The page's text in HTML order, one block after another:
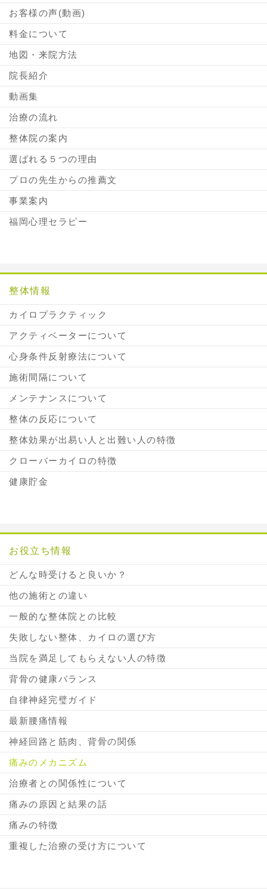
お客様の声(動画)
料金について
地図・来院方法
院長紹介
動画集
治療の流れ
整体院の案内
選ばれる５つの理由
プロの先生からの推薦文
事業案内
福岡心理セラピー
整体情報
カイロプラクティック
アクティベーターについて
心身条件反射療法について
施術間隔について
メンテナンスについて
整体の反応について
整体効果が出易い人と出難い人の特徴
クローバーカイロの特徴
健康貯金
お役立ち情報
どんな時受けると良いか？
他の施術との違い
一般的な整体院との比較
失敗しない整体、カイロの選び方
当院を満足してもらえない人の特徴
背骨の健康バランス
自律神経完璧ガイド
最新腰痛情報
神経回路と筋肉、背骨の関係
痛みのメカニズム
治療者との関係性について
痛みの原因と結果の話
痛みの特徴
重複した治療の受け方について